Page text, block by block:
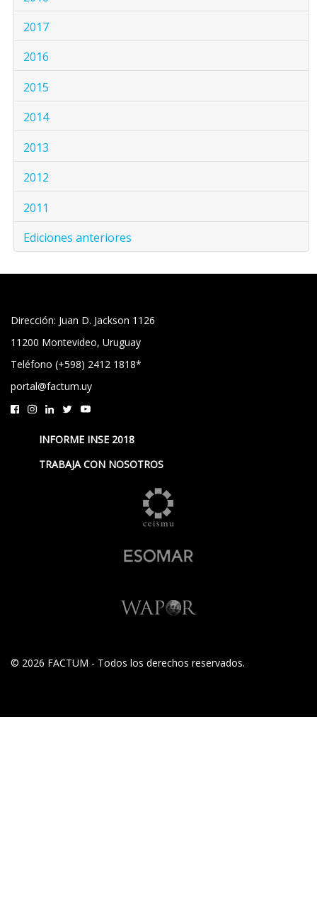
2017
2016
2015
2014
2013
2012
2011
Ediciones anteriores
Dirección: Juan D. Jackson 1126
11200 Montevideo, Uruguay
Teléfono (+598) 2412 1818*
portal@factum.uy
INFORME INSE 2018
TRABAJA CON NOSOTROS
© 2026 FACTUM - Todos los derechos reservados.